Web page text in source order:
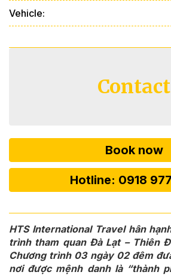
Vehicle:
Contact
Book now
Hotline: 0918
HTS International Travel hân
trình tham quan Đà Lạt – Thiên
Chương trình 03 ngày 02 đêm
nơi được mệnh danh là “thành